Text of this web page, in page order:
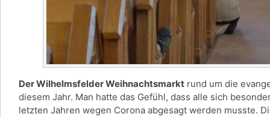
Der Wilhelmsfelder Weihnachtsmarkt rund um die
diesem Jahr. Man hatte das Gefühl, dass alle sich
letzten Jahren wegen Corona abgesagt werden musste.